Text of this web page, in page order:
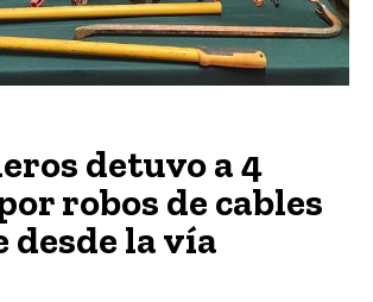
detuvo a 4
robos de cables
desde la vía